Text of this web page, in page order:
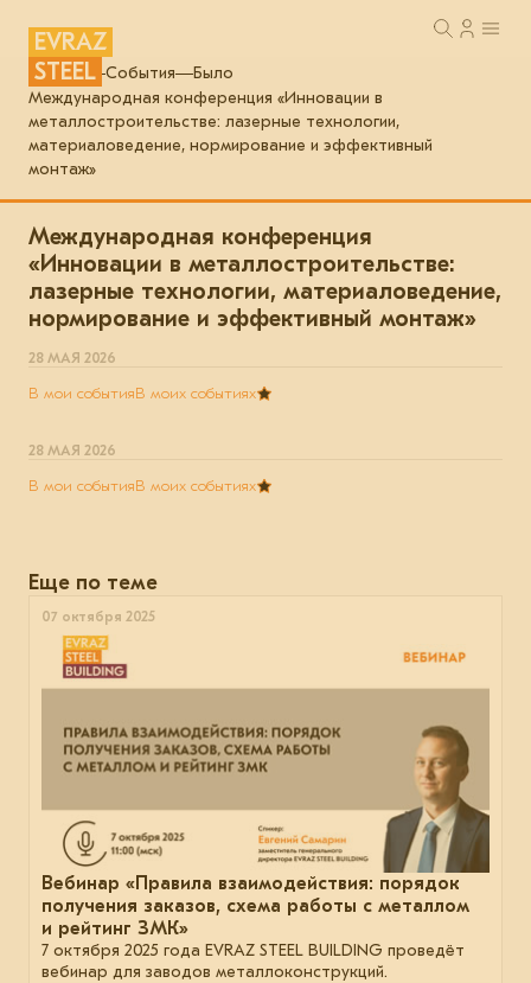
EVRAZ
STEEL
Главная События
Было
Международная конференция «Инновации в
металлостроительстве: лазерные технологии,
материаловедение, нормирование и эффективный
монтаж»
Международная конференция
«Инновации в металлостроительстве:
лазерные технологии, материаловедение,
нормирование и эффективный монтаж»
28 МАЯ 2026
В мои событияВ моих событиях
28 МАЯ 2026
В мои событияВ моих событиях
Еще по теме
07 октября 2025
Вебинар «Правила взаимодействия: порядок
получения заказов, схема работы с металлом
и рейтинг ЗМК»
7 октября 2025 года EVRAZ STEEL BUILDING проведёт
вебинар для заводов металлоконструкций.